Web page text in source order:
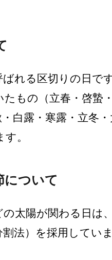
ばれる区切りの日で
もの（立春・啓蟄
白露・寒露・立冬
。
について
太陽が関わる日は
法）を採用してい